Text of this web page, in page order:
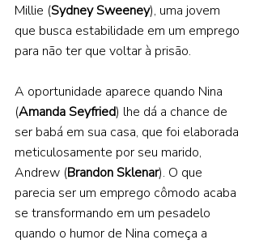
Millie (Sydney Sweeney), uma jovem
que busca estabilidade em um emprego
para não ter que voltar à prisão.
A oportunidade aparece quando Nina
(Amanda Seyfried) lhe dá a chance de
ser babá em sua casa, que foi elaborada
meticulosamente por seu marido,
Andrew (Brandon Sklenar). O que
parecia ser um emprego cômodo acaba
se transformando em um pesadelo
quando o humor de Nina começa a